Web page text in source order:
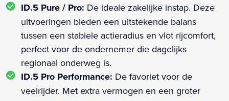
ID.5 Pure / Pro: De ideale zakelijke instap. Deze
uitvoeringen bieden een uitstekende balans
tussen een stabiele actieradius en vlot rijcomfort,
perfect voor de ondernemer die dagelijks
regionaal onderweg is.
ID.5 Pro Performance: De favoriet voor de
veelrijder. Met extra vermogen en een groter